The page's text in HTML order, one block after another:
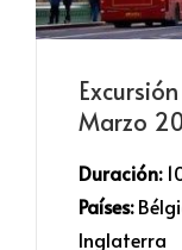
Marzo
Duración:
Países:
Inglaterra